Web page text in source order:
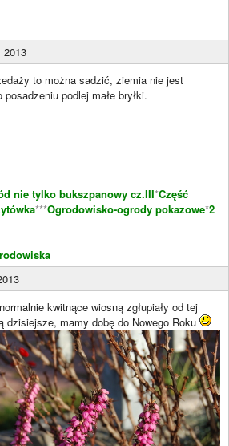
2013
to można sadzić, ziemia nie jest
podlej małe bryłki.
nie tylko bukszpanowy cz.III*Część
***Ogrodowisko-ogrody pokazowe*2
kwitnące wiosną zgłupiały od tej
dzisiejsze, mamy dobę do Nowego Roku